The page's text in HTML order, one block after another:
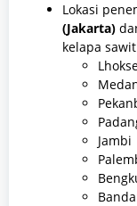
Lokasi
(Jakarta)
kelapa
Jambi